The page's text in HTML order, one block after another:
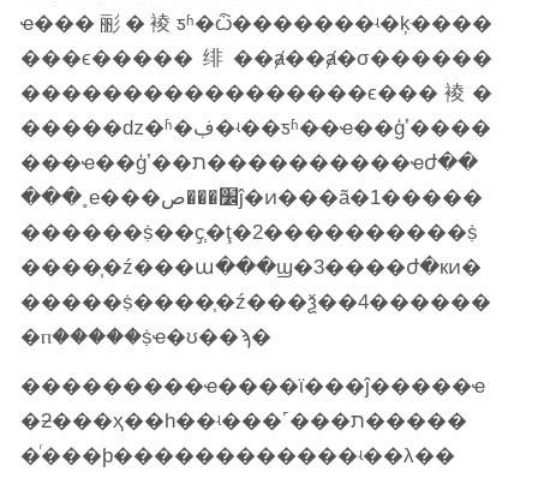
ҽ���彨�裬ƽʱ�ѽ�������ʵ�ķּ����
���ϵ�����绯��ⱥ��ⱥ�σ������
�����������������ϵ���裬�
�����ǳ�ʱ�ڣ�ʵ��ƽʱ�ּ�ҽ��ģʽ����
��ּ�ҽ��ģʽ��ת����������ҽժ��
���˳е���׼���صĵ�ͷ���ã�1�����
������ṩ��ҫ֧�ţ�2����������ṩ
����֧�ź���ա���ϣ�3����ժ�кͷ�
�����ṩ����֧�ź���ѯ��4������
�ⲡ�����ṩҽ�ʊ��ϡ�
���������ҽ����ϊ���ĵ�����ҽ
�ƻ���ҳ��һ��ʵ���˹���ת�����
�ͬ���ϸ������������ʵ��λ��